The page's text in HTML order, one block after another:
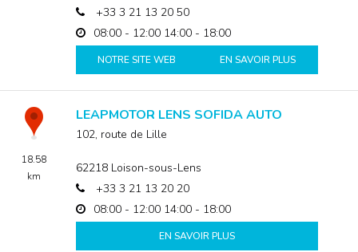
+33 3 21 13 20 50
08:00 - 12:00 14:00 - 18:00
EN SAVOIR PLUS
NOTRE SITE WEB
18.58
km
LEAPMOTOR LENS SOFIDA AUTO
102, route de Lille
62218 Loison-sous-Lens
+33 3 21 13 20 20
08:00 - 12:00 14:00 - 18:00
EN SAVOIR PLUS